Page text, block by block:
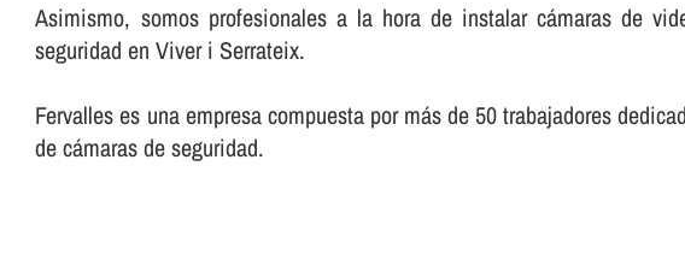
Asimismo, somos profesionales a la hora de instalar cámaras de
seguridad en Viver i Serrateix.
Fervalles es una empresa compuesta por más de 50 trabajadores
de cámaras de seguridad.